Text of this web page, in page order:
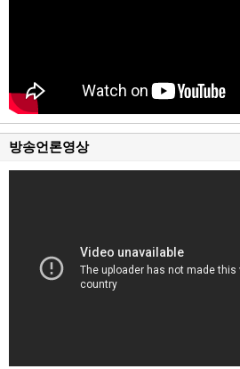
방송언론영상